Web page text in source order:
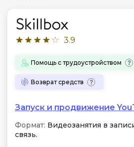
3.9
Помощь с трудоустройством
Возврат средств
Запуск и продвижение
Формат: Видеозанятия в
связь.